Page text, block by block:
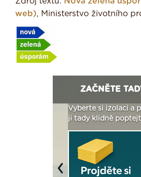
web), Ministerstvo životního
ZAČNĚTE
Vyberte si izolaci a
ji tady klidně
Previous